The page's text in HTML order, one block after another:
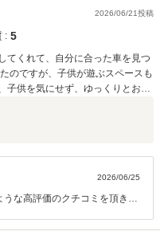
2026/06/21投稿
: 5
てくれて、自分に合った車を見つ
のですが、子供が遊ぶスペースも
子供を気にせず、ゆっくりとお話
いです。
2026/06/25
な高評価のクチコミを頂きま
トなど、ご家族に喜んで頂け